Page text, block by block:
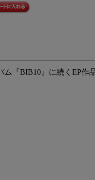
ム『BIB10』に続くEP作